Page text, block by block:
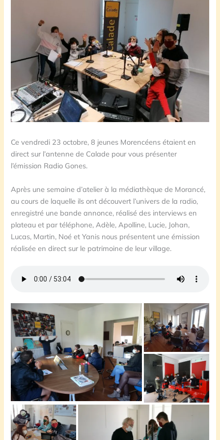
Ce vendredi 23 octobre, 8 jeunes Morencéens étaient en
direct sur l’antenne de Calade pour vous présenter
l’émission Radio Gones.
Après une semaine d’atelier à la médiathèque de Morancé,
au cours de laquelle ils ont découvert l’univers de la radio,
enregistré une bande annonce, réalisé des interviews en
plateau et par téléphone, Adèle, Apolline, Lucie, Johan,
Lucas, Martin, Noé et Yanis nous présentent une émission
réalisée en direct sur le patrimoine de leur village.